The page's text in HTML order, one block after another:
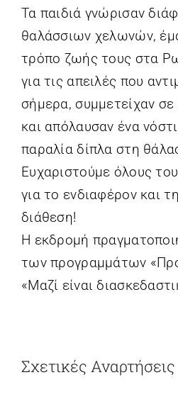
Τα παιδιά γνώρισαν
θαλάσσιων χελωνών,
τρόπο ζωής τους στα
για τις απειλές που
σήμερα, συμμετείχαν σε
και απόλαυσαν ένα
παραλία δίπλα στη
Ευχαριστούμε όλους
για το ενδιαφέρον και
διάθεση!
Η εκδρομή
των προγραμμάτων
«Μαζί είναι
Σχετικές Αναρτήσεις